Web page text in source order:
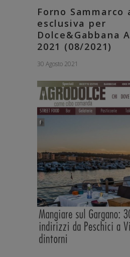
Forno Sammarco
esclusiva per
Dolce&Gabbana
2021 (08/2021)
30 Agosto 2021